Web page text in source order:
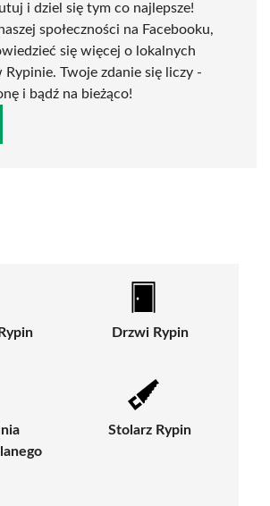
i dziel się tym co najlepsze!
społeczności na Facebooku,
się więcej o lokalnych
Twoje zdanie się liczy -
i bądź na bieżąco!
Drzwi Rypin
Stolarz Rypin